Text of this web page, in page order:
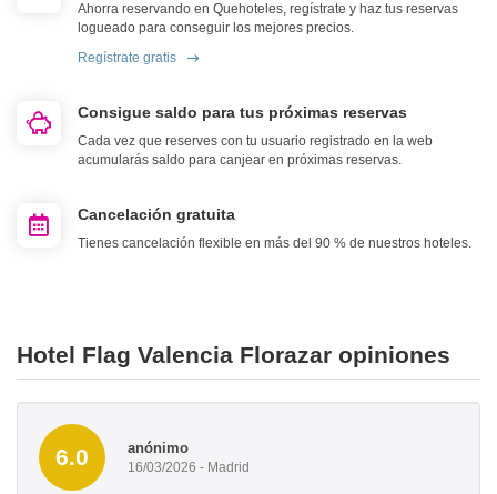
Ahorra reservando en Quehoteles, regístrate y haz tus reservas
logueado para conseguir los mejores precios.
Regístrate gratis
Consigue saldo para tus próximas reservas
Cada vez que reserves con tu usuario registrado en la web
acumularás saldo para canjear en próximas reservas.
Cancelación gratuita
Tienes cancelación flexible en más del 90 % de nuestros hoteles.
Hotel Flag Valencia Florazar opiniones
6.0 anónimo
16/03/2026 - Madrid